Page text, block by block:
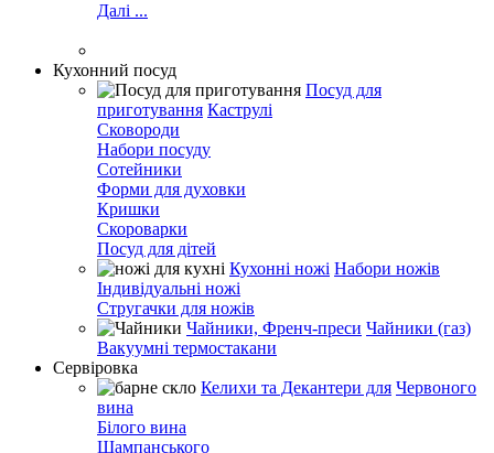
Далі ...
Кухонний посуд
Посуд для
приготування Каструлі
Сковороди
Набори посуду
Сотейники
Форми для духовки
Кришки
Скороварки
Посуд для дітей
Кухонні ножі Набори ножів
Індивідуальні ножі
Стругачки для ножів
Чайники, Френч-преси Чайники (газ)
Вакуумні термостакани
Сервіровка
Келихи та Декантери для Червоного
вина
Білого вина
Шампанського